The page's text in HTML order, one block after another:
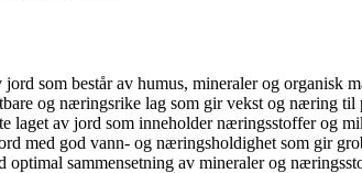
som består av humus, mineraler og organisk
og næringsrike lag som gir vekst og næring til
laget av jord som inneholder næringsstoffer og
med god vann- og næringsholdighet som gir
optimal sammensetning av mineraler og